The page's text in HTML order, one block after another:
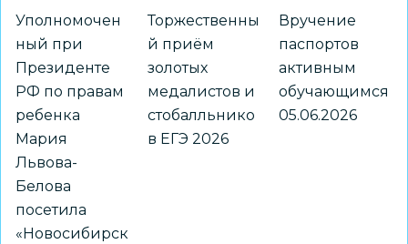
Уполномочен
ный при
Президенте
РФ по правам
ребенка
Мария
Львова-
Белова
посетила
«Новосибирск
Торжественны
й приём
золотых
медалистов и
стобалльнико
в ЕГЭ 2026
Вручение
паспортов
активным
обучающимся
05.06.2026